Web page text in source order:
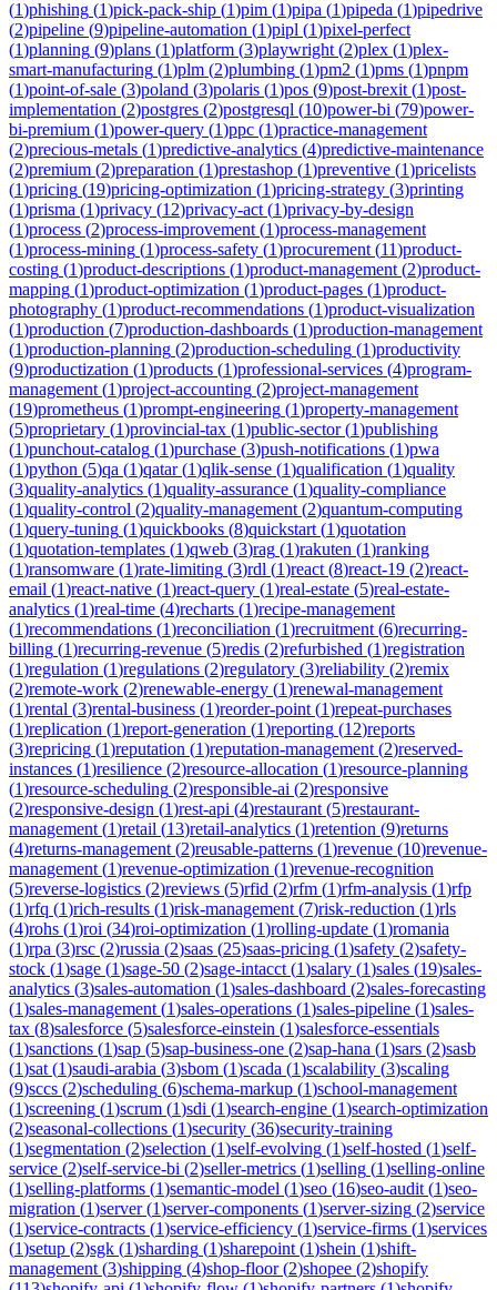
(1)phishing (1)pick-pack-ship (1)pim (1)pipa (1)pipeda (1)pipedrive
(2)pipeline (9)pipeline-automation (1)pipl (1)pixel-perfect
(1)planning (9)plans (1)platform (3)playwright (2)plex (1)plex-
smart-manufacturing (1)plm (2)plumbing (1)pm2 (1)pms (1)pnpm
(1)point-of-sale (3)poland (3)polaris (1)pos (9)post-brexit (1)post-
implementation (2)postgres (2)postgresql (10)power-bi (79)power-
bi-premium (1)power-query (1)ppc (1)practice-management
(2)precious-metals (1)predictive-analytics (4)predictive-maintenance
(2)premium (2)preparation (1)prestashop (1)preventive (1)pricelists
(1)pricing (19)pricing-optimization (1)pricing-strategy (3)printing
(1)prisma (1)privacy (12)privacy-act (1)privacy-by-design
(1)process (2)process-improvement (1)process-management
(1)process-mining (1)process-safety (1)procurement (11)product-
costing (1)product-descriptions (1)product-management (2)product-
mapping (1)product-optimization (1)product-pages (1)product-
photography (1)product-recommendations (1)product-visualization
(1)production (7)production-dashboards (1)production-management
(1)production-planning (2)production-scheduling (1)productivity
(9)productization (1)products (1)professional-services (4)program-
management (1)project-accounting (2)project-management
(19)prometheus (1)prompt-engineering (1)property-management
(5)proprietary (1)provincial-tax (1)public-sector(1)publishing
(1)punchout-catalog (1)purchase (3)push-notifications (1)pwa
(1)python (5)qa (1)qatar(1)qlik-sense (1)qualification (1)quality
(3)quality-analytics (1)quality-assurance (1)quality-compliance
(1)quality-control (2)quality-management (2)quantum-computing
(1)query-tuning (1)quickbooks (8)quickstart (1)quotation
(1)quotation-templates (1)qweb (3)rag (1)rakuten (1)ranking
(1)ransomware (1)rate-limiting (3)rdl (1)react (8)react-19 (2)react-
email (1)react-native (1)react-query (1)real-estate (5)real-estate-
analytics (1)real-time (4)recharts (1)recipe-management
(1)recommendations (1)reconciliation (1)recruitment (6)recurring-
billing (1)recurring-revenue (5)redis (2)refurbished (1)registration
(1)regulation (1)regulations (2)regulatory (3)reliability (2)remix
(2)remote-work (2)renewable-energy (1)renewal-management
(1)rental (3)rental-business (1)reorder-point (1)repeat-purchases
(1)replication (1)report-generation (1)reporting (12)reports
(3)repricing (1)reputation (1)reputation-management (2)reserved-
instances (1)resilience (2)resource-allocation (1)resource-planning
(1)resource-scheduling (2)responsible-ai (2)responsive
(2)responsive-design (1)rest-api (4)restaurant (5)restaurant-
management (1)retail (13)retail-analytics (1)retention (9)returns
(4)returns-management (2)reusable-patterns (1)revenue (10)revenue-
management (1)revenue-optimization (1)revenue-recognition
(5)reverse-logistics (2)reviews (5)rfid (2)rfm (1)rfm-analysis (1)rfp
(1)rfq (1)rich-results (1)risk-management (7)risk-reduction (1)rls
(4)rohs (1)roi (34)roi-optimization (1)rolling-update (1)romania
(1)rpa (3)rsc (2)russia (2)saas (25)saas-pricing (1)safety (2)safety-
stock (1)sage (1)sage-50 (2)sage-intacct (1)salary (1)sales (19)sales-
analytics (3)sales-automation (1)sales-dashboard (2)sales-forecasting
(1)sales-management (1)sales-operations (1)sales-pipeline (1)sales-
tax (8)salesforce (5)salesforce-einstein (1)salesforce-essentials
(1)sanctions (1)sap (5)sap-business-one (2)sap-hana (1)sars (2)sasb
(1)sat (1)saudi-arabia (3)sbom (1)scada (1)scalability (3)scaling
(9)sccs (2)scheduling (6)schema-markup (1)school-management
(1)screening (1)scrum (1)sdi (1)search-engine (1)search-optimization
(2)seasonal-collections (1)security (36)security-training
(1)segmentation (2)selection (1)self-evolving (1)self-hosted (1)self-
service (2)self-service-bi (2)seller-metrics (1)selling (1)selling-online
(1)selling-platforms (1)semantic-model (1)seo (16)seo-audit (1)seo-
migration (1)server(1)server-components (1)server-sizing (2)service
(1)service-contracts (1)service-efficiency (1)service-firms (1)services
(1)setup (2)sgk (1)sharding (1)sharepoint (1)shein (1)shift-
management (3)shipping (4)shop-floor(2)shopee (2)shopify